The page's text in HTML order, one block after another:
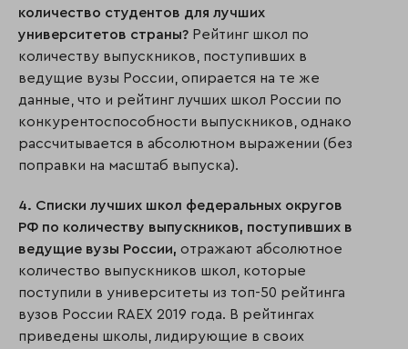
количество студентов для лучших
университетов страны? Рейтинг школ по
количеству выпускников, поступивших в
ведущие вузы России, опирается на те же
данные, что и рейтинг лучших школ России по
конкурентоспособности выпускников, однако
рассчитывается в абсолютном выражении (без
поправки на масштаб выпуска).
4. Списки лучших школ федеральных округов
РФ по количеству выпускников, поступивших в
ведущие вузы России, отражают абсолютное
количество выпускников школ, которые
поступили в университеты из топ-50 рейтинга
вузов России RAEX 2019 года. В рейтингах
приведены школы, лидирующие в своих